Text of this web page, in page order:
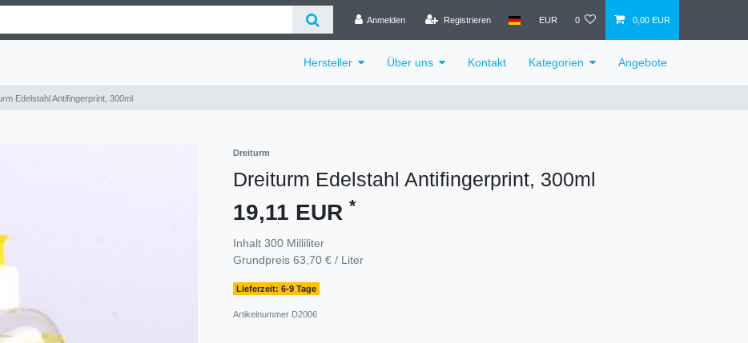
Anmelden Registrieren EUR 0 0,00 EUR
Hersteller Über uns Kontakt Kategorien Angebote
Edelstahl Antifingerprint, 300ml
Dreiturm
Dreiturm Edelstahl Antifingerprint, 300ml
19,11 EUR *
Inhalt 300 Milliliter
Grundpreis 63,70 € / Liter
Lieferzeit: 6-9 Tage
Artikelnummer D2006